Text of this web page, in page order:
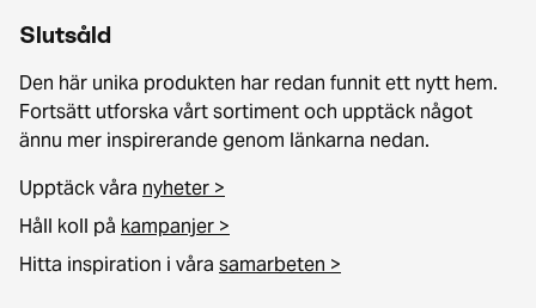
Slutsåld
Den här unika produkten har redan funnit ett nytt hem.
Fortsätt utforska vårt sortiment och upptäck något
ännu mer inspirerande genom länkarna nedan.
Upptäck våra nyheter >
Håll koll på kampanjer >
Hitta inspiration i våra samarbeten >